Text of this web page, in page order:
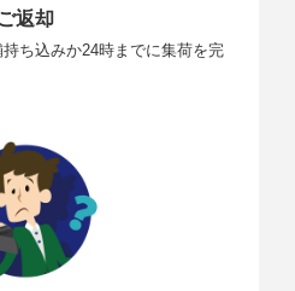
ご返却
ち込みか24時までに集荷を完